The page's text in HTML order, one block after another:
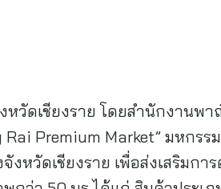
วัดเชียงราย โดยสำนักงานพ
Premium Market” มหกร
หวัดเชียงราย เพื่อส่งเสริมกา